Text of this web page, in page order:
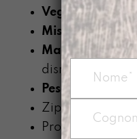
Vegan
Misure: 21,5
Materiale
: telo
dismesso
Peso
: circa 50 g
Zip colorata
Prodotta nel